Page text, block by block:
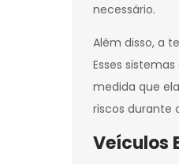
necessário.
Além disso, a
Esses
medida que
riscos durante
Veículos